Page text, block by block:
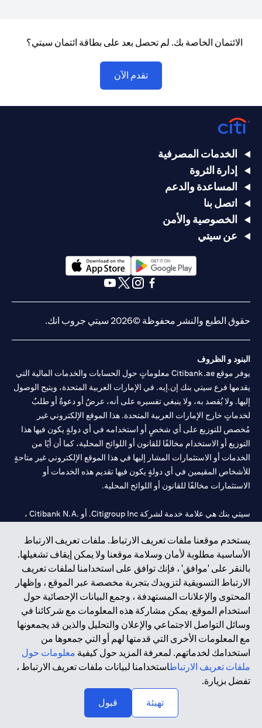
الائتمان الخاصة بك. لم تحصل بعد على بطاقة ائتمان سيتي؟
تقدم الآن
يستخدم موقعنا ملفات تعريف الارتباط. ملفات تعريف الارتباط
الأساسية مطلوبة لأمان وسلامة موقعنا ولا يمكن إيقاف تشغيلها.
بالنقر على 'موافق' ، فإنك توافق على استخدامنا لملفات تعريف
الارتباط التسويقية لتزويدك بتجربة مخصصة عبر الموقع ، وإظهار
المحتوى والإعلانات المستهدفة ، وجمع البيانات الإحصائية حول
استخدام الموقع. يمكن مشاركة هذه المعلومات مع شركائنا في
وسائل التواصل الاجتماعي والإعلان والتحليل والذين قد يجمعونها
مع المعلومات الأخرى التي قدمتها لهم أو التي جمعوها من
استخدامك لخدماتهم. لمعرفة المزيد حول كيفية معلومات حول
ملفات تعريف الارتباطاستخدامنا لبيانات ملفات تعريف الارتباط ،
تفضل بزيارة.
تهيئة
قبول
الخدمات المصرفية
إدارة الثروة
المساعدة والدعم
اتصل بنا
الخصوصية والأمن
عن سيتي
(opens in a new tab)
حقوق الطبع والنشر محفوظة ©2026 سيتي جروب انك.
البنود و الظروف
يوفر موقع Citibank.ae معلوماتٍ حول الحسابات والخدمات المالية التي
يقدمها فرع سيتي بنك إن.إيه. في الإمارات العربية المتحدة، ويتيح الوصول
إليها. ولا يُقصد به، ولا ينبغي تفسيره على أنه، عرضٌ أو دعوةٌ أو طلبٌ
لخدماتٍ خارج الإمارات العربية المتحدة. هذا الموقع الإلكتروني غير
مُخصص للتوزيع على أي شخصٍ أو استخدامه في أي دولةٍ يكون فيها هذا
التوزيع أو الاستخدام مخالفًا للقانون أو اللوائح المحلية، كما أن أيًا من
الخدمات أو الاستثمارات المشار إليها في هذا الموقع الإلكتروني غير متاحةٍ
للأشخاص المقيمين في أي دولةٍ يكون فيها تقديم هذه الخدمات أو
الاستثمارات مخالفًا للقانون أو اللوائح المحلية.
سيتي بنك هي علامة خدمة لشركة Citigroup Inc. أو .Citibank N.A ،
سيتي بنك إن. إيه. الإمارات مسجل لدى مصرف الإمارات المركزي تحت
أرقام التراخيص 202563 لفرع الوصل في دبي، 531989 لفرع مول
الإمارات في دبي، وCN-1002019لفرع أبوظبي. هاتف: 4000 311 04.
فرع سيتي بنك إن إيه - الإمارات العربية المتحدة مرخص من مصرف
الإمارات العربية المتحدة المركزي كفرع لبنك أجنبي.
سيتي بنك إن إيه الإمارات العربية المتحدة مرخص من هيئة الأوراق المالية
والسلع في الإمارات العربية المتحدة ("SCA") للقيام بالنشاط المالي لـ أ)
الاستشارات المالية والتعريف والترويج بموجب ترخيص رقم
20200000097 ب) وسيط تداول في الأسواق الدولية بموجب ترخيص
حقوق الطبع والنشر محفوظة ©2026 سيتي جروب انك.